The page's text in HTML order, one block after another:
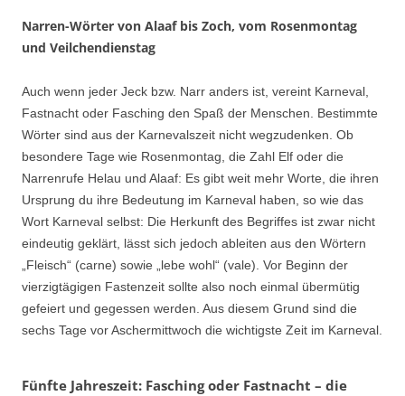
Narren-Wörter von Alaaf bis Zoch, vom Rosenmontag
und Veilchendienstag
Auch wenn jeder Jeck bzw. Narr anders ist, vereint Karneval,
Fastnacht oder Fasching den Spaß der Menschen. Bestimmte
Wörter sind aus der Karnevalszeit nicht wegzudenken. Ob
besondere Tage wie Rosenmontag, die Zahl Elf oder die
Narrenrufe Helau und Alaaf: Es gibt weit mehr Worte, die ihren
Ursprung du ihre Bedeutung im Karneval haben, so wie das
Wort Karneval selbst: Die Herkunft des Begriffes ist zwar nicht
eindeutig geklärt, lässt sich jedoch ableiten aus den Wörtern
„Fleisch“ (carne) sowie „lebe wohl“ (vale). Vor Beginn der
vierzigtägigen Fastenzeit sollte also noch einmal übermütig
gefeiert und gegessen werden. Aus diesem Grund sind die
sechs Tage vor Aschermittwoch die wichtigste Zeit im Karneval.
Fünfte Jahreszeit: Fasching oder Fastnacht – die